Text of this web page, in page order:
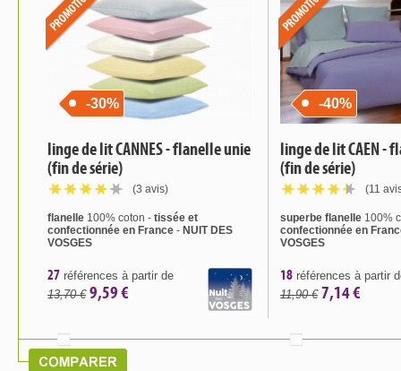
-30%
linge de lit CANNES - flanelle unie
(fin de série)
(3 avis)
flanelle 100% coton - tissée et
confectionnée en France - NUIT DES
VOSGES
27 références à partir de
13,70 € 9,59 €
-40%
linge de lit CAEN -
(fin de série)
(11
superbe flanelle 100%
confectionnée en
VOSGES
18 références à partir
11,90 € 7,14 €